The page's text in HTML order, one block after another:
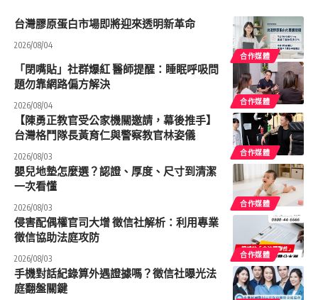
合作媒體
台灣膠原蛋白市場即將迎來透明新革命
2026/08/04
合作媒體
「閉嘴貼」社群爆紅 醫師提醒：睡眠呼吸問
題勿靠網路偏方解決
2026/08/04
合作媒體
【陳勇正教官受公家機關邀請，幕後推手】
台灣格鬥隊長黃育仁與警察教官林姿儀
2026/08/03
合作媒體
嬰兒地墊怎麼選？認證、厚度、尺寸到清潔
一次看懂
2026/08/03
合作媒體
侵害配偶權官司大增 徵信社解析：利用專業
徵信協助法庭攻防
2026/08/03
手機對話紀錄算外遇證據嗎？徵信社曝光法
庭翻盤關鍵